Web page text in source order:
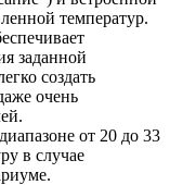
температур.
заданной
создать
очень
от 20 до 33
в случае